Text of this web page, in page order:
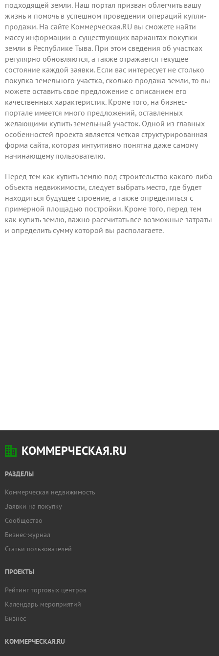
подходящей земли. Наш портал призван облегчить вашу
жизнь и помочь в успешном проведении операций купли-
продажи. На сайте Коммерческая.RU вы сможете найти
массу информации о существующих вариантах покупки
земли в Республике Тыва. При этом сведения об участках
регулярно обновляются, а также отражается текущее
состояние каждой заявки. Если вас интересует не столько
покупка земельного участка, сколько продажа земли, то вы
можете оставить свое предложение с описанием его
качественных характеристик. Кроме того, на бизнес-
портале имеется много предложений, оставленных
желающими купить земельный участок. Одной из главных
особенностей проекта является четкая структурированная
форма сайта, которая интуитивно понятна даже самому
начинающему пользователю.
Перед тем как купить землю под строительство какого-либо
объекта недвижимости, следует выбрать место, где будет
находиться будущее строение, а также определиться с
примерной площадью постройки. Кроме того, перед тем
как купить землю, важно рассчитать все возможные затраты
и определить сумму которой вы располагаете.
КОММЕРЧЕСКАЯ.RU
РАЗДЕЛЫ
Коммерческая недвижимость
Заявки на покупку
Сообщество
Бизнес-журнал
Статьи пользователей
ПРОЕКТЫ
Рейтинг торговых центров
Календарь мероприятий
Бизнес
КОММЕРЧЕСКАЯ.RU